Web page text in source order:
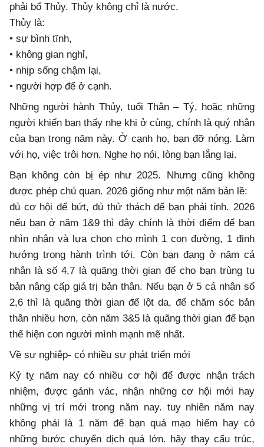
phải bổ Thủy. Thủy không chỉ là nước.
Thủy là:
• sự bình tĩnh,
• không gian nghỉ,
• nhịp sống chậm lại,
• người hợp để ở cạnh.
Những người hành Thủy, tuổi Thân – Tý, hoặc những
người khiến bạn thấy nhẹ khi ở cùng, chính là quý nhân
của bạn trong năm này. Ở cạnh họ, bạn đỡ nóng. Làm
với họ, việc trôi hơn. Nghe họ nói, lòng bạn lắng lại.
Bạn không còn bị ép như 2025. Nhưng cũng không
được phép chủ quan. 2026 giống như một năm bản lề:
đủ cơ hội để bứt, đủ thử thách để bạn phải tỉnh. 2026
nếu bạn ở năm 1&9 thì đây chính là thời điểm để bạn
nhìn nhận và lựa chọn cho mình 1 con đường, 1 định
hướng trong hành trình tới. Còn bạn đang ở năm cá
nhân là số 4,7 là quãng thời gian để cho bạn trùng tu
bản nâng cấp giá trị bản thân. Nếu bạn ở 5 cá nhân số
2,6 thì là quãng thời gian để lột da, để chăm sóc bản
thân nhiều hơn, còn năm 3&5 là quãng thời gian để bạn
thể hiện con người mình mạnh mẽ nhất.
Về sự nghiệp- có nhiều sự phát triển mới
Kỷ tỵ năm nay có nhiều cơ hội để được nhận trách
nhiệm, được gánh vác, nhận những cơ hội mới hay
những vị trí mới trong năm nay. tuy nhiên năm nay
không phải là 1 năm để bạn quá mạo hiểm hay có
những bước chuyển dịch quá lớn. hãy thay cấu trúc,